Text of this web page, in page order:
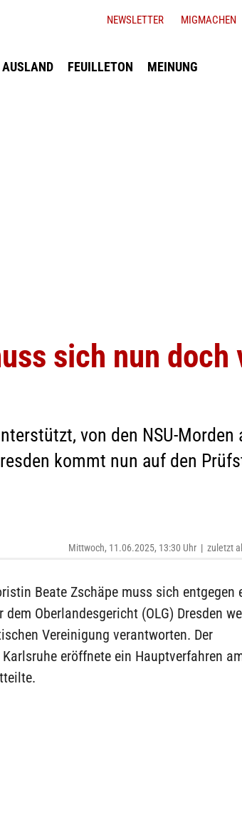
AUSLAND FEUILLETON MEINUNG
NEWSLETTER MIGMACHEN
sich nun doch
von den NSU-
kommt nun auf den
Mittwoch, 11.06.2025, 13:30 Uhr | zuletzt
Beate Zschäpe muss sich entgegen
Oberlandesgericht (OLG) Dresden
Vereinigung verantworten. Der
eröffnete ein Hauptverfahren